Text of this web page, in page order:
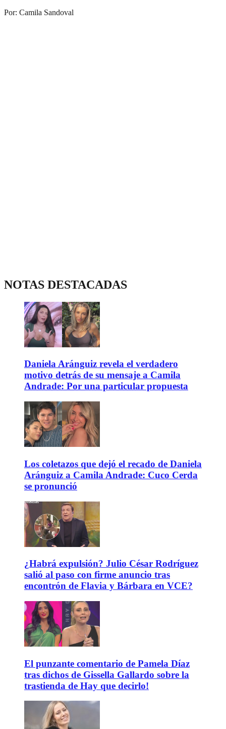
Por: Camila Sandoval
NOTAS DESTACADAS
Daniela Aránguiz revela el verdadero
motivo detrás de su mensaje a Camila
Andrade: Por una particular propuesta
Los coletazos que dejó el recado de Daniela
Aránguiz a Camila Andrade: Cuco Cerda
se pronunció
¿Habrá expulsión? Julio César Rodríguez
salió al paso con firme anuncio tras
encontrón de Flavia y Bárbara en VCE?
El punzante comentario de Pamela Díaz
tras dichos de Gissella Gallardo sobre la
trastienda de Hay que decirlo!